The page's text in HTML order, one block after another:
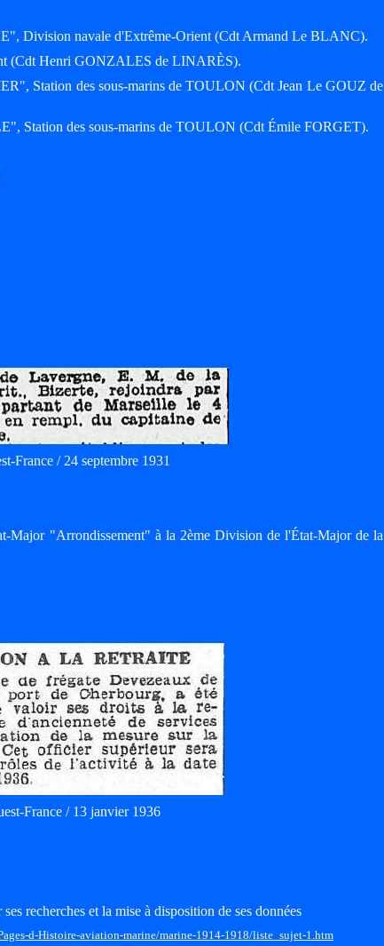
Division navale d'Extrême-Orient (Cdt Armand Le BLANC).
(Cdt Henri GONZALES de LINARÈS).
Station des sous-marins de TOULON (Cdt Jean Le GOUZ de
Station des sous-marins de TOULON (Cdt Émile FORGET).
France / 24 septembre 1931
Major "Arrondissement" à la 2ème Division de l'État-Major de la
France / 13 janvier 1936
recherches et la mise à disposition de ses données
d-Histoire-aviation-marine/marine-1914-1918/liste_sujet-1.htm